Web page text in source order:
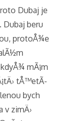
Dubaj je
Dubaj beru
protoÅ¾e
mÃ¡m
tÅ™etÃ­
bych
v zimÄ›